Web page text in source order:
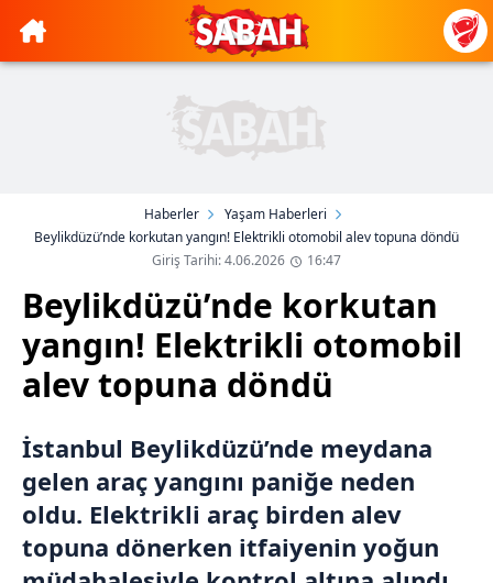
Haberler
Yaşam Haberleri
Beylikdüzü’nde korkutan yangın! Elektrikli otomobil alev topuna döndü
Giriş Tarihi: 4.06.2026
16:47
Beylikdüzü’nde korkutan
yangın! Elektrikli otomobil
alev topuna döndü
İstanbul Beylikdüzü’nde meydana
gelen araç yangını paniğe neden
oldu. Elektrikli araç birden alev
topuna dönerken itfaiyenin yoğun